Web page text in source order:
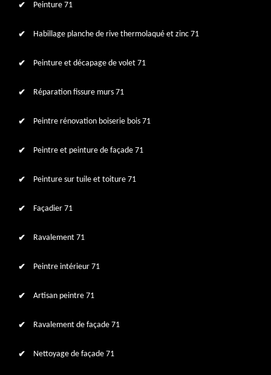
Peinture 71
Habillage planche de rive thermolaqué et zinc 71
Peinture et décapage de volet 71
Réparation fissure murs 71
Peintre rénovation boiserie bois 71
Peintre et peinture de façade 71
Peinture sur tuile et toiture 71
Façadier 71
Ravalement 71
Peintre intérieur 71
Artisan peintre 71
Ravalement de façade 71
Nettoyage de façade 71